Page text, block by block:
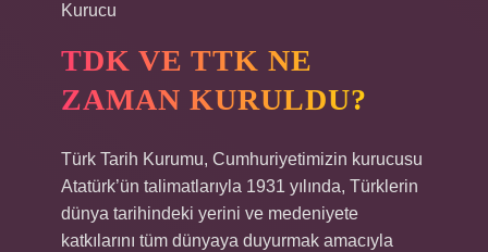
Kurucu
TDK VE TTK NE
ZAMAN KURULDU?
Türk Tarih Kurumu, Cumhuriyetimizin kurucusu
Atatürk’ün talimatlarıyla 1931 yılında, Türklerin
dünya tarihindeki yerini ve medeniyete
katkılarını tüm dünyaya duyurmak amacıyla